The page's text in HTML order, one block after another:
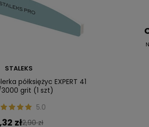
STALEKS
półksiężyc EXPERT 41
grit (1 szt)
5.0
zł2,90 zł